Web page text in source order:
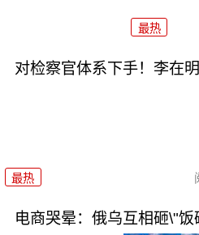
最热
对检察官体系下手！李在
最热
电商哭晕：俄乌互相砸\"